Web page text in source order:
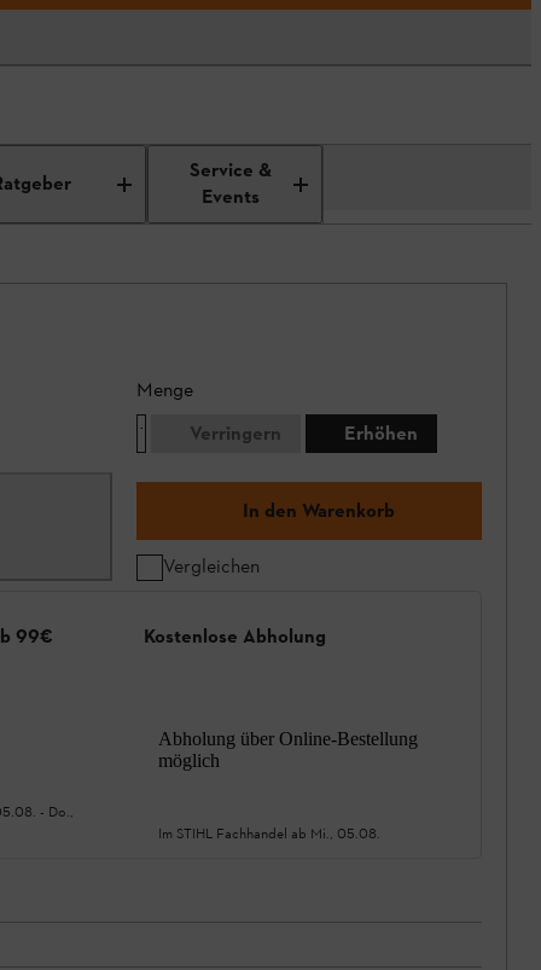
Service &
Events
Menge
Verringern
Erhöhen
In den Warenkorb
Vergleichen
99€
- Do.,
Kostenlose Abholung
Abholung über Online-Bestellung
möglich
Im STIHL Fachhandel ab Mi., 05.08.